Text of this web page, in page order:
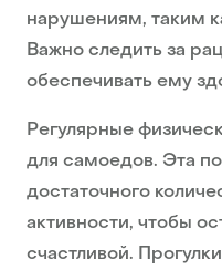
нарушениям, таким
Важно следить за
обеспечивать ему
Регулярные
для самоедов. Эта
достаточного
активности, чтобы
счастливой.